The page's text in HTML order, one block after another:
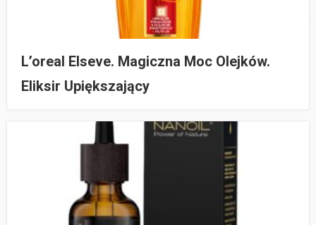
L’oreal Elseve. Magiczna Moc Olejków.
Eliksir Upiększający